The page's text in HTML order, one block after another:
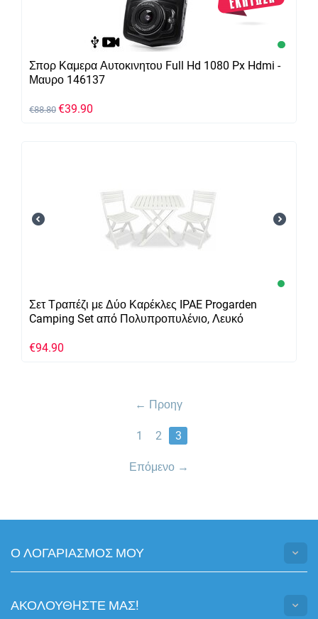
Σπορ Καμερα Αυτοκινητου Full Hd 1080 Px Hdmi -
Μαυρο 146137
€88.80 €39.90
Σετ Τραπέζι με Δύο Καρέκλες IPAE Progarden
Camping Set από Πολυπροπυλένιο, Λευκό
€94.90
Προηγ
1 2 3
Επόμενο
Ο ΛΟΓΑΡΙΑΣΜΟΣ ΜΟΥ
ΑΚΟΛΟΥΘHΣΤΕ ΜΑΣ!